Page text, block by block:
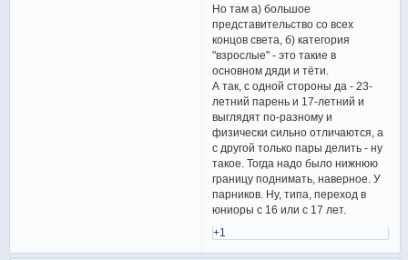
Но там а) большое
представительство со всех
концов света, б) категория
"взрослые" - это такие в
основном дяди и тёти.
А так, с одной стороны да - 23-
летний парень и 17-летний и
выглядят по-разному и
физически сильно отличаются, а
с другой только пары делить - ну
такое. Тогда надо было нижнюю
границу поднимать, наверное. У
парников. Ну, типа, переход в
юниоры с 16 или с 17 лет.
+1